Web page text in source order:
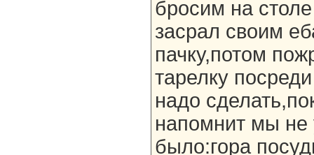
бросим на
засрал своим
пачку,потом
тарелку
надо
напомнит мы не
было:гора